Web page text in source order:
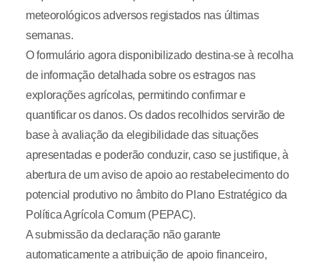
meteorológicos adversos registados nas últimas
semanas.
O formulário agora disponibilizado destina-se à recolha
de informação detalhada sobre os estragos nas
explorações agrícolas, permitindo confirmar e
quantificar os danos. Os dados recolhidos servirão de
base à avaliação da elegibilidade das situações
apresentadas e poderão conduzir, caso se justifique, à
abertura de um aviso de apoio ao restabelecimento do
potencial produtivo no âmbito do Plano Estratégico da
Política Agrícola Comum (PEPAC).
A submissão da declaração não garante
automaticamente a atribuição de apoio financeiro,